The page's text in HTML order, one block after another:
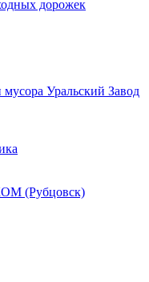
дорожек
Уральский Завод
(Рубцовск)